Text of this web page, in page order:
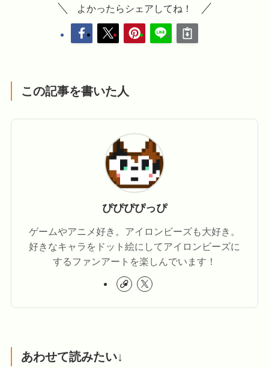
よかったらシェアしてね！
この記事を書いた人
ぴぴぴぴっぴ
ゲームやアニメ好き。アイロンビーズも大好き。
好きなキャラをドット絵にしてアイロンビーズに
するファンアートを楽しんでいます！
あわせて読みたい↓